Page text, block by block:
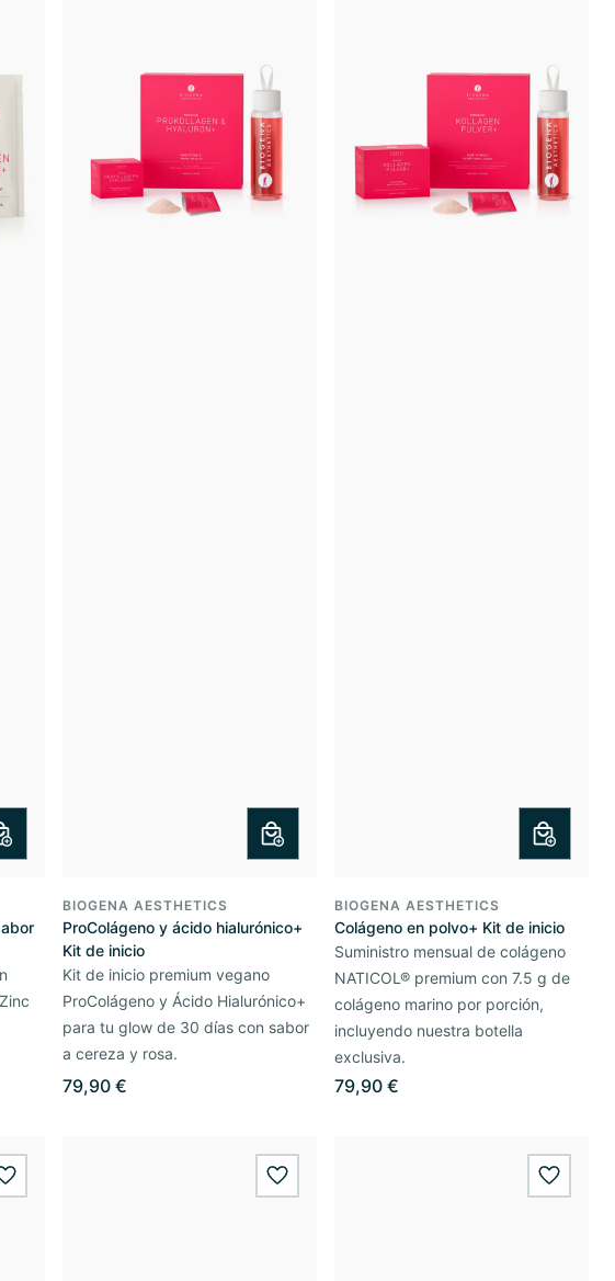
BIOGENA AESTHETICS
ProColágeno y ácido hialurónico+
Kit de inicio
Kit de inicio premium vegano
ProColágeno y Ácido Hialurónico+
para tu glow de 30 días con sabor
a cereza y rosa.
79,90 €
BIOGENA AESTHETICS
Colágeno en polvo+ Kit de inicio
Suministro mensual de colágeno
NATICOL® premium con 7.5 g de
colágeno marino por porción,
incluyendo nuestra botella
exclusiva.
79,90 €
wishlist.add wishlist.add